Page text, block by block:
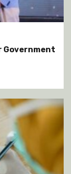
Government